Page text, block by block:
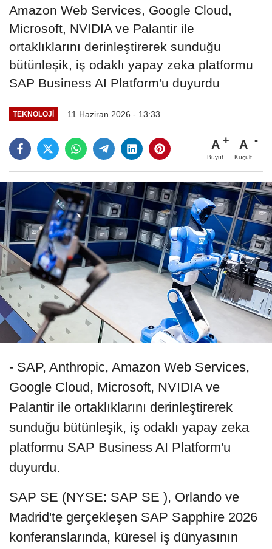
Amazon Web Services, Google Cloud,
Microsoft, NVIDIA ve Palantir ile
ortaklıklarını derinleştirerek sunduğu
bütünleşik, iş odaklı yapay zeka platformu
SAP Business AI Platform'u duyurdu
TEKNOLOJI 11 Haziran 2026 - 13:33
A
Büyüt
A
Küçült
- SAP, Anthropic, Amazon Web Services,
Google Cloud, Microsoft, NVIDIA ve
Palantir ile ortaklıklarını derinleştirerek
sunduğu bütünleşik, iş odaklı yapay zeka
platformu SAP Business AI Platform'u
duyurdu.
SAP SE (NYSE: SAP SE ), Orlando ve
Madrid'te gerçekleşen SAP Sapphire 2026
konferanslarında, küresel iş dünyasının